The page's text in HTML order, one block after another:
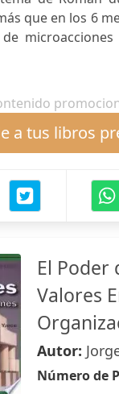
que en los 6
de
a tus libros
El Poder
Valores
Autor:
Número de